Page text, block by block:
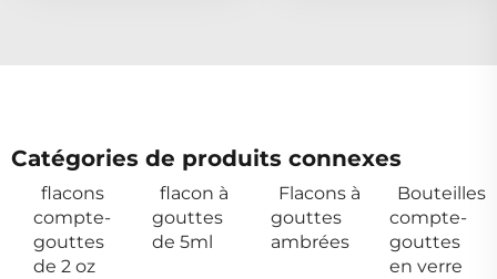
Catégories de produits connexes
flacons
compte-
gouttes
de 2 oz
flacon à
gouttes
de 5ml
Flacons à
gouttes
ambrées
Bouteilles
compte-
gouttes
en verre